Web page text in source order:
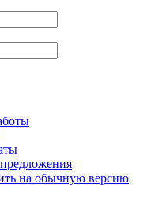
на обычную версию